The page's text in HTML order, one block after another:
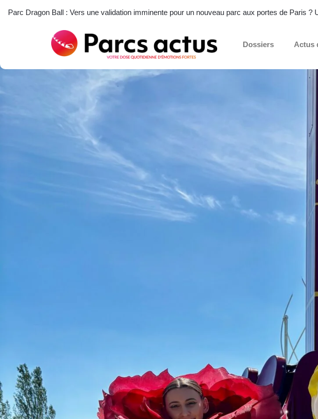
Parc Dragon Ball : Vers une validation imminente pour un nouveau parc aux portes de Paris ?
Dossiers Actus